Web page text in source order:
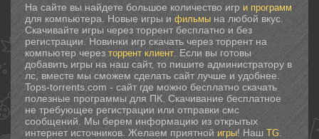
На сайте вы найдете большое количество игр и программ
для компьютера. Новые игры и фильмы на любой вкус.
Скачивайте игры через торрент бесплатно и без
регистрации. Новинки игр скачать через торрент на
компьютер через торрент клиент . Если вы готовы
добавить игры на наш сайт, то пишите администратору в
лс, вместе мы сможем сделать сайт лучше и удобнее.
Tops-torrents.com - сайт где можно бесплатно скачать
полезные программы для ПК. Скачивание бесплатное
не требующее регистрации или отправки смс
сообщений. Мы берем информацию из открытых
интернет источников. Желаем приятной игры! Наш TG